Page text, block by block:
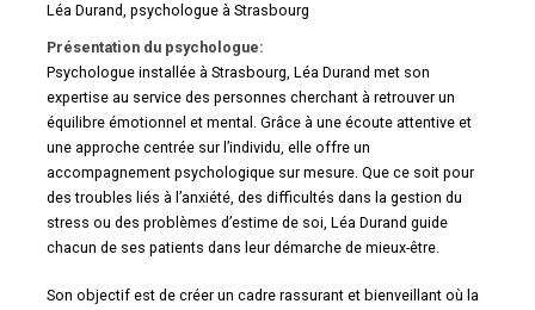
Léa Durand, psychologue à Strasbourg
Présentation du psychologue:
Psychologue installée à Strasbourg, Léa Durand met son
expertise au service des personnes cherchant à retrouver un
équilibre émotionnel et mental. Grâce à une écoute attentive et
une approche centrée sur l’individu, elle offre un
accompagnement psychologique sur mesure. Que ce soit pour
des troubles liés à l’anxiété, des difficultés dans la gestion du
stress ou des problèmes d’estime de soi, Léa Durand guide
chacun de ses patients dans leur démarche de mieux-être.
Son objectif est de créer un cadre rassurant et bienveillant où la